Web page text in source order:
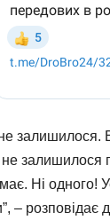
не
не залишилося
Ні одного!
– розповідає